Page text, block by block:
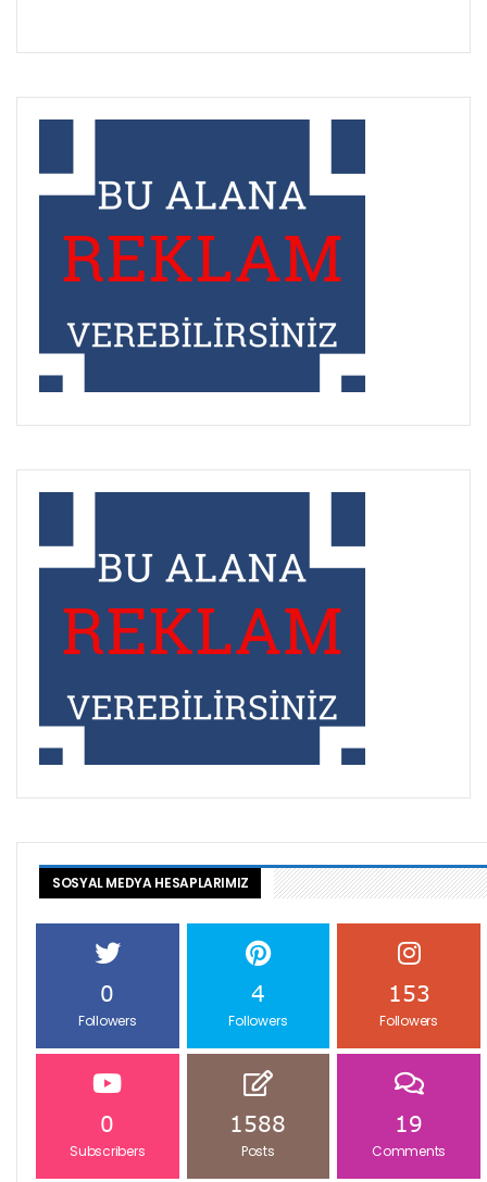
SOSYAL MEDYA HESAPLARIMIZ
0
Followers
4
Followers
153
Followers
0
Subscribers
1588
Posts
19
Comments